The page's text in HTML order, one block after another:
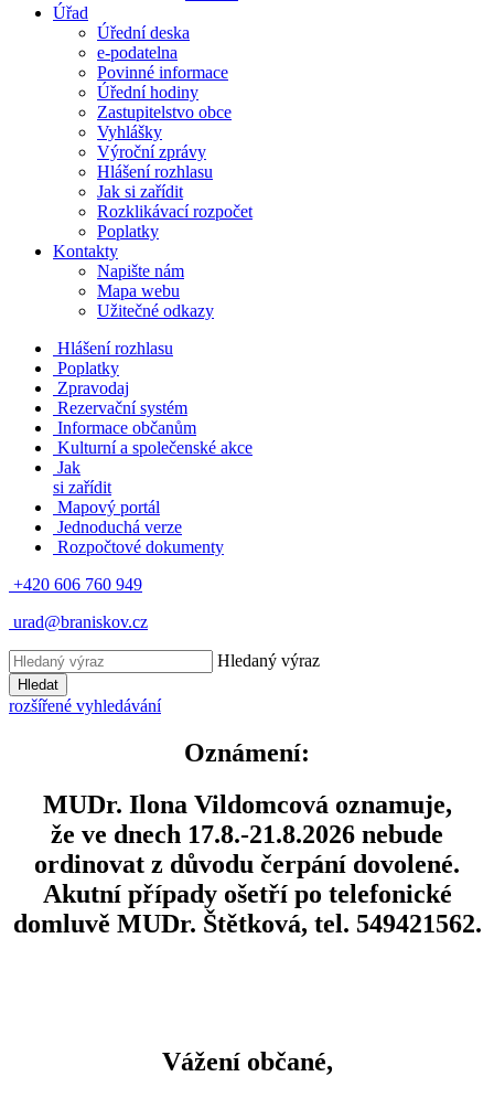
Úřad
Úřední deska
e-podatelna
Povinné informace
Úřední hodiny
Zastupitelstvo obce
Vyhlášky
Výroční zprávy
Hlášení rozhlasu
Jak si zařídit
Rozklikávací rozpočet
Poplatky
Kontakty
Napište nám
Mapa webu
Užitečné odkazy
Hlášení rozhlasu
Poplatky
Zpravodaj
Rezervační systém
Informace občanům
Kulturní a společenské akce
Jak
si zařídit
Mapový portál
Jednoduchá verze
Rozpočtové dokumenty
+420 606 760 949
urad@braniskov.cz
Hledaný výraz
Hledat
rozšířené vyhledávání
Oznámení:
MUDr. Ilona Vildomcová oznamuje,
že ve dnech 17.8.-21.8.2026 nebude
ordinovat z důvodu čerpání dovolené.
Akutní případy ošetří po telefonické
domluvě MUDr. Štětková, tel. 549421562.
Vážení občané,